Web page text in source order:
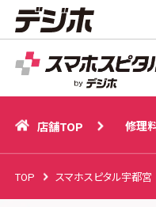
店舗TOP
店舗TOP 修理
TOP スマホスピタル宇都宮